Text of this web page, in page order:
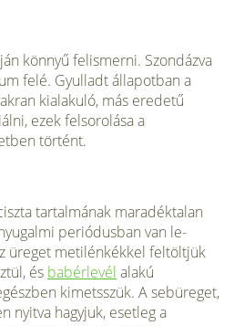
könnyű felismerni. Szon­dázva
felé. Gyulladt állapotban a
kialakuló, más eredetű
ezek felsorolása a
történt.
tartalmának maradéktalan
periódusban van le­
üreget metilénkékkel feltölt­jük
és babérlevél alakú
kimetsszük. A sebüre­get,
nyitva hagyjuk, esetleg a